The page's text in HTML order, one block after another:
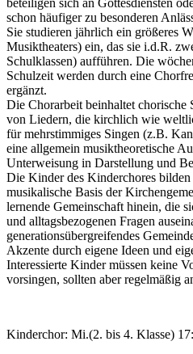
beteiligen sich an Gottesdiensten
schon häufiger zu besonderen
Sie studieren jährlich ein größeres
Musiktheaters) ein, das sie i.d.R.
Schulklassen) aufführen. Die
Schulzeit werden durch eine
ergänzt.
Die Chorarbeit beinhaltet chorische
von Liedern, die kirchlich wie
für mehrstimmiges Singen (z.B.
eine allgemein musiktheoretische
Unterweisung in Darstellung und
Die Kinder des Kinderchores
musikalische Basis der
lernende Gemeinschaft hinein, die
und alltagsbezogenen Fragen
generationsübergreifendes
Akzente durch eigene Ideen und
Interessierte Kinder müssen keine
vorsingen, sollten aber regelmäßig
Kinderchor: Mi.(2. bis 4. Klasse)